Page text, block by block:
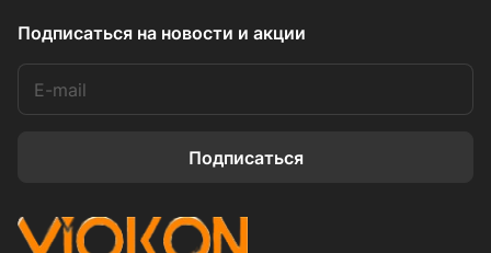
Подписаться на новости и акции
Подписаться